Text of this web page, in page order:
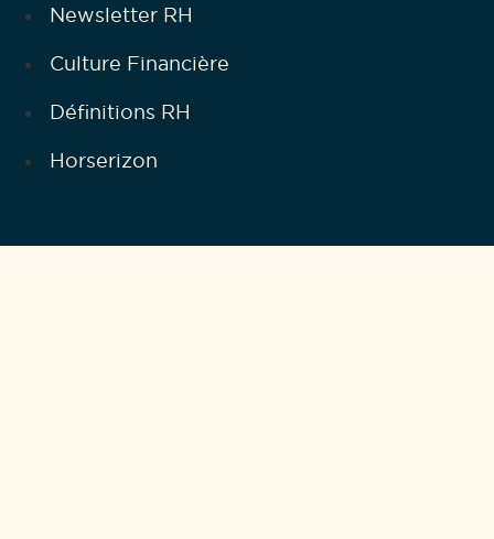
Newsletter RH
Culture Financière
Définitions RH
Horserizon